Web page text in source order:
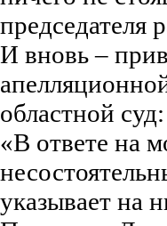
председателя
И вновь –
областной суд:
«В ответе на
указывает на